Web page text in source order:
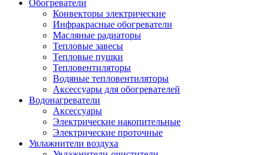
Обогреватели
Конвекторы электрические
Инфракрасные обогреватели
Масляные радиаторы
Тепловые завесы
Тепловые пушки
Тепловентиляторы
Водяные тепловентиляторы
Аксессуары для обогревателей
Водонагреватели
Аксессуары
Электрические накопительные
Электрические проточные
Увлажнители воздуха